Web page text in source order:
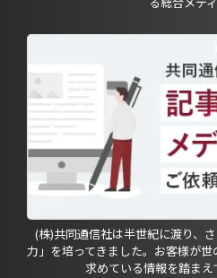
(株)共同通信社は半世紀に渡り、
力」を培ってきました。お客様が
求めている情報を踏まえ